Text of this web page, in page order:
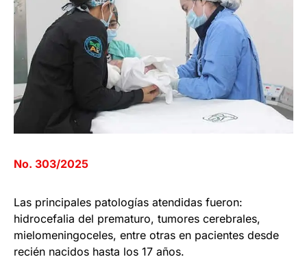
No. 303/2025
Las principales patologías atendidas fueron:
hidrocefalia del prematuro, tumores cerebrales,
mielomeningoceles, entre otras en pacientes desde
recién nacidos hasta los 17 años.